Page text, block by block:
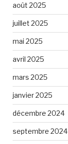
août 2025
juillet 2025
mai 2025
avril 2025
mars 2025
janvier 2025
décembre 2024
septembre 2024